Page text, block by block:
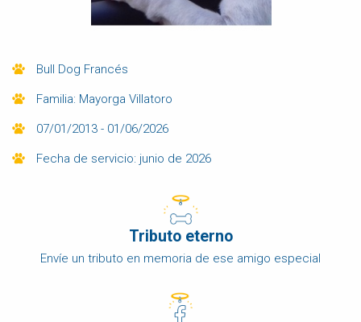
Bull Dog Francés
Familia: Mayorga Villatoro
07/01/2013 - 01/06/2026
Fecha de servicio: junio de 2026
Tributo eterno
Envíe un tributo en memoria de ese amigo especial